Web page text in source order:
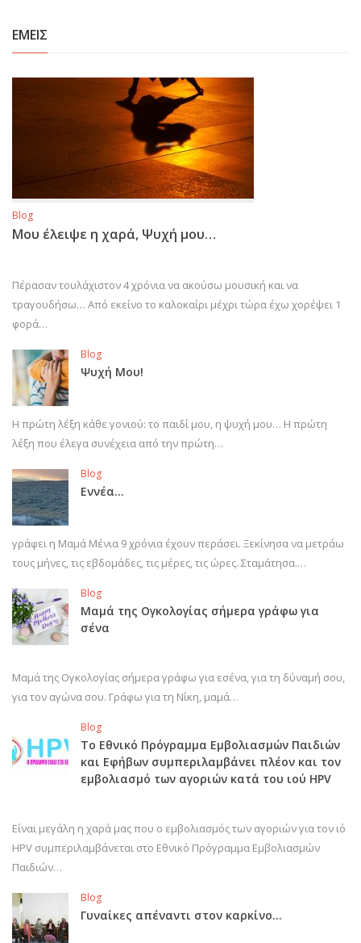
ΕΜΕΙΣ
Blog
Μου έλειψε η χαρά, Ψυχή μου…
Πέρασαν τουλάχιστον 4 χρόνια να ακούσω μουσική και να
τραγουδήσω… Από εκείνο το καλοκαίρι μέχρι τώρα έχω χορέψει 1
φορά…
Blog
Ψυχή Μου!
Η πρώτη λέξη κάθε γονιού: το παιδί μου, η ψυχή μου… Η πρώτη
λέξη που έλεγα συνέχεια από την πρώτη…
Blog
Εννέα…
γράφει η Μαμά Μένια 9 χρόνια έχουν περάσει. Ξεκίνησα να μετράω
τους μήνες, τις εβδομάδες, τις μέρες, τις ώρες. Σταμάτησα.…
Blog
Μαμά της Ογκολογίας σήμερα γράφω για
σένα
Μαμά της Ογκολογίας σήμερα γράφω για εσένα, για τη δύναμή σου,
για τον αγώνα σου. Γράφω για τη Νίκη, μαμά…
Blog
Το Εθνικό Πρόγραμμα Εμβολιασμών Παιδιών
και Εφήβων συμπεριλαμβάνει πλέον και τον
εμβολιασμό των αγοριών κατά του ιού HPV
Είναι μεγάλη η χαρά μας που ο εμβολιασμός των αγοριών για τον ιό
HPV συμπεριλαμβάνεται στο Εθνικό Πρόγραμμα Εμβολιασμών
Παιδιών…
Blog
Γυναίκες απέναντι στον καρκίνο…